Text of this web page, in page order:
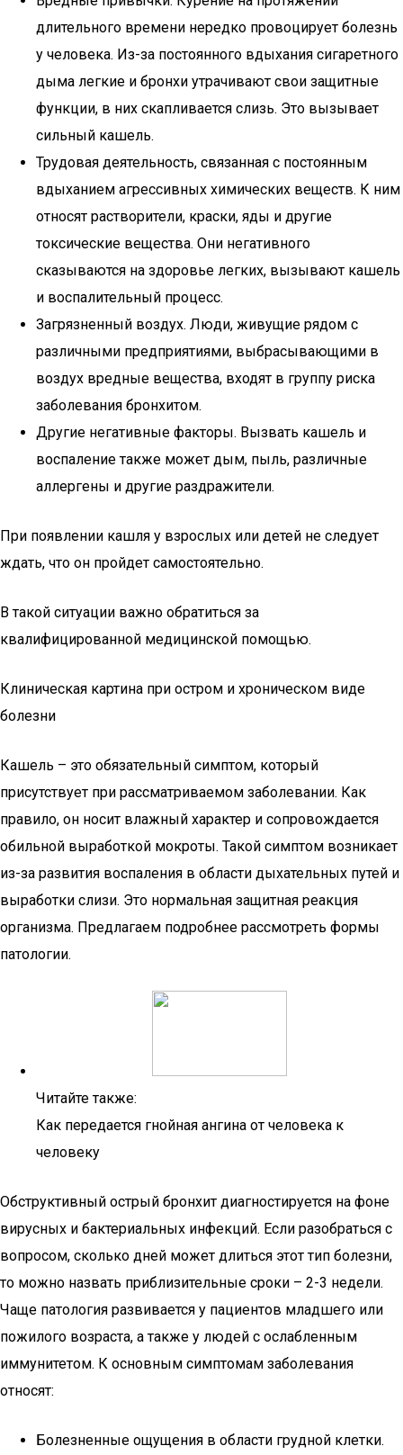
длительного времени нередко провоцирует болезнь
у человека. Из-за постоянного вдыхания сигаретного
дыма легкие и бронхи утрачивают свои защитные
функции, в них скапливается слизь. Это вызывает
сильный кашель.
Трудовая деятельность, связанная с постоянным
вдыханием агрессивных химических веществ. К ним
относят растворители, краски, яды и другие
токсические вещества. Они негативного
сказываются на здоровье легких, вызывают кашель
и воспалительный процесс.
Загрязненный воздух. Люди, живущие рядом с
различными предприятиями, выбрасывающими в
воздух вредные вещества, входят в группу риска
заболевания бронхитом.
Другие негативные факторы. Вызвать кашель и
воспаление также может дым, пыль, различные
аллергены и другие раздражители.
При появлении кашля у взрослых или детей не следует
ждать, что он пройдет самостоятельно.
В такой ситуации важно обратиться за
квалифицированной медицинской помощью.
Клиническая картина при остром и хроническом виде
болезни
Кашель – это обязательный симптом, который
присутствует при рассматриваемом заболевании. Как
правило, он носит влажный характер и сопровождается
обильной выработкой мокроты. Такой симптом возникает
из-за развития воспаления в области дыхательных путей и
выработки слизи. Это нормальная защитная реакция
организма. Предлагаем подробнее рассмотреть формы
патологии.
Читайте также:
Как передается гнойная ангина от человека к
человеку
Обструктивный острый бронхит диагностируется на фоне
вирусных и бактериальных инфекций. Если разобраться с
вопросом, сколько дней может длиться этот тип болезни,
то можно назвать приблизительные сроки – 2-3 недели.
Чаще патология развивается у пациентов младшего или
пожилого возраста, а также у людей с ослабленным
иммунитетом. К основным симптомам заболевания
относят:
Болезненные ощущения в области грудной клетки.